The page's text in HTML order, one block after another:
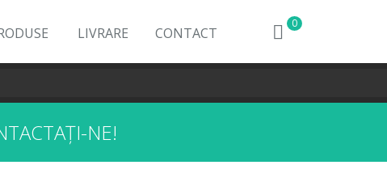
0
LIVRARE CONTACT
NE!